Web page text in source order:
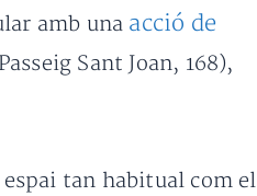
amb una acció de
Sant Joan, 168),
tan habitual com el